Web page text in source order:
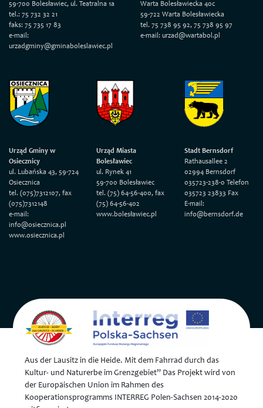
59-700 Bolesławiec, ul. Teatralna 1a
tel.: 75 732 32 21
faks: 75 735 17 83
e-mail:
urzadgminy@gminaboleslawiec.pl
Warta Bolesławiecka 40c
59-722 Warta Bolesławiecka
tel. 75 738 95 92, 75 738 95 97
e-mail: urzad@wartabol.pl
Urząd Gminy w
Osiecznicy
ul. Lubańska 43, 59-724
Osiecznica
tel. (075)7312107, fax
(075)7312148
e-mail:
info@osiecznica.pl
www.osiecznica.pl
Urząd Miasta
Bolesławiec
ul. Rynek 41
59-700 Bolesławiec
tel. (75) 64-56-400, fax
(75) 64-56-402
www.bolesławiec.pl
Stadt Bernsdorf
Rathausallee 2
02994 Bernsdorf
035723-238-0 Telefon
035723 23833 Fax
E-mail:
info@bernsdorf.de
Aus der Lausitz in die Heide. Mit dem Fahrrad durch das
Kultur- und Naturerbe im Grenzgebiet” Das Projekt wird von
der Europäischen Union im Rahmen des
Kooperationsprogramms INTERREG Polen-Sachsen 2014-2020